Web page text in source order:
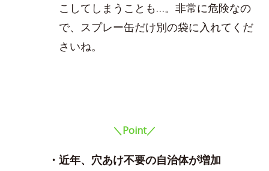
こしてしまうことも…。非常に危険なの
で、スプレー缶だけ別の袋に入れてくだ
さいね。
＼Point／
・近年、穴あけ不要の自治体が増加